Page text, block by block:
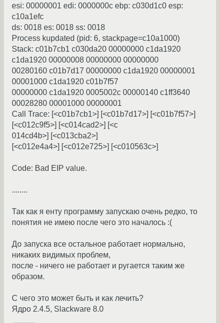
esi: 00000001 edi: 0000000c ebp: c030d1c0 esp:
c10a1efc
ds: 0018 es: 0018 ss: 0018
Process kupdated (pid: 6, stackpage=c10a1000)
Stack: c01b7cb1 c030da20 00000000 c1da1920
c1da1920 00000008 00000000 00000000
00280160 c01b7d17 00000000 c1da1920 00000001
00001000 c1da1920 c01b7f57
00000000 c1da1920 0005002c 00000140 c1ff3640
00028280 00001000 00000001
Call Trace: [<c01b7cb1>] [<c01b7d17>] [<c01b7f57>]
[<c012c9f5>] [<c014cad2>] [<c
014cd4b>] [<c013cba2>]
[<c012e4a4>] [<c012e725>] [<c010563c>]
Code: Bad EIP value.
........
Так как я енту программу запускаю очень редко, то
понятия не имею после чего это началось :(
До запуска все остальное работает нормально,
никаких видимых проблем,
после - ничего не работает и ругается таким же
образом.
С чего это может быть и как лечить?
Ядро 2.4.5, Slackware 8.0